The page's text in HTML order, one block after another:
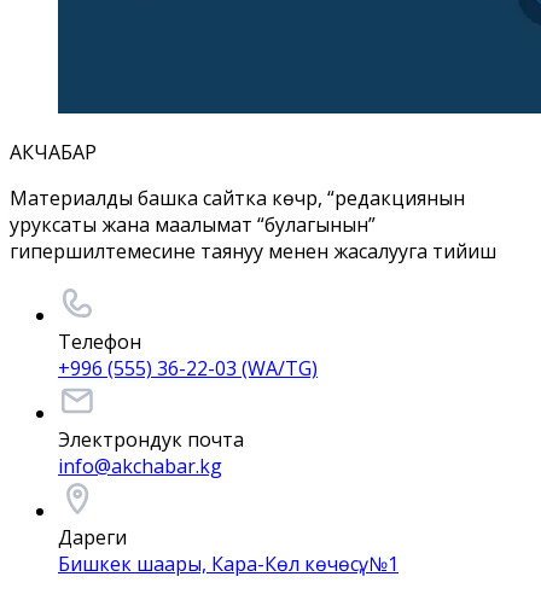
АКЧАБАР
Материалды башка сайтка көчүрүү, “редакциянын
уруксаты жана маалымат “булагынын”
гипершилтемесине таянуу менен жасалууга тийиш
Телефон
+996 (555) 36-22-03 (WA/TG)
Электрондук почта
info@akchabar.kg
Дареги
Бишкек шаары, Кара-Көл көчөсү, №1